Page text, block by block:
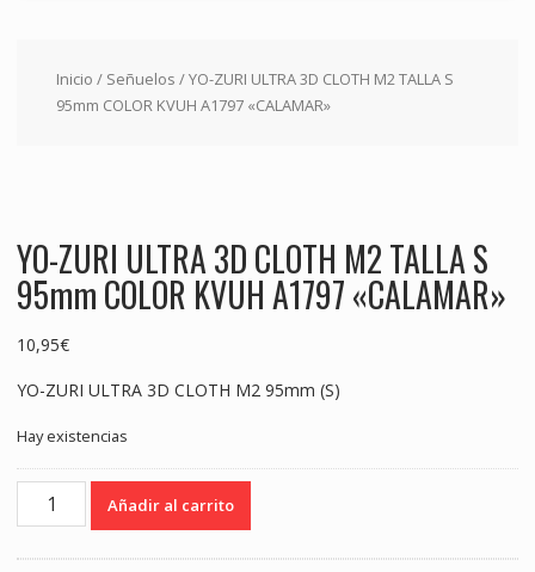
Inicio / Señuelos / YO-ZURI ULTRA 3D CLOTH M2 TALLA S
95mm COLOR KVUH A1797 «CALAMAR»
YO-ZURI ULTRA 3D CLOTH M2 TALLA S
95mm COLOR KVUH A1797 «CALAMAR»
10,95€
YO-ZURI ULTRA 3D CLOTH M2 95mm (S)
Hay existencias
Añadir al carrito